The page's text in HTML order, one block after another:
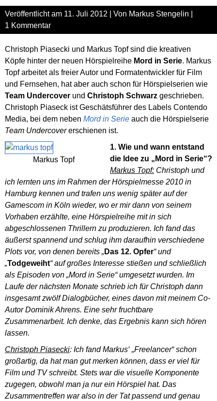
Veröffentlicht am 11. Juli 2012 | Von Markus Stengelin
1 Kommentar
Christoph Piasecki und Markus Topf sind die kreativen
Köpfe hinter der neuen Hörspielreihe Mord in Serie. Markus
Topf arbeitet als freier Autor und Formatentwickler für Film
und Fernsehen, hat aber auch schon für Hörspielserien wie
Team Undercover und Christoph Schwarz geschrieben.
Christoph Piaseck ist Geschätsführer des Labels Contendo
Media, bei dem neben Mord in Serie auch die Hörspielserie
Team Undercovererschienen ist.
Markus Topf
1. Wie und wann entstand
die Idee zu „Mord in Serie“?
Markus Topf: Christoph und
ich lernten uns im Rahmen der Hörspielmesse 2010 in
Hamburg kennen und trafen uns wenig später auf der
Gamescom in Köln wieder, wo er mir dann von seinem
Vorhaben erzählte, eine Hörspielreihe mit in sich
abgeschlossenen Thrillern zu produzieren. Ich fand das
äußerst spannend und schlug ihm daraufhin verschiedene
Plots vor, von denen bereits „Das 12. Opfer“ und
„Todgeweiht“ auf großes Interesse stießen und schließlich
als Episoden von „Mord in Serie“ umgesetzt wurden. Im
Laufe der nächsten Monate schrieb ich für Christoph dann
insgesamt zwölf Dialogbücher, eines davon mit meinem Co-
Autor Dominik Ahrens. Eine sehr fruchtbare
Zusammenarbeit. Ich denke, das Ergebnis kann sich hören
lassen.
Christoph Piasecki: Ich fand Markus‘ „Freelancer“ schon
großartig, da hat man gut merken können, dass er viel für
Film und TV schreibt. Stets war die visuelle Komponente
zugegen, obwohl man ja nur ein Hörspiel hat. Das
Zusammentreffen war also in der Tat passend und genau